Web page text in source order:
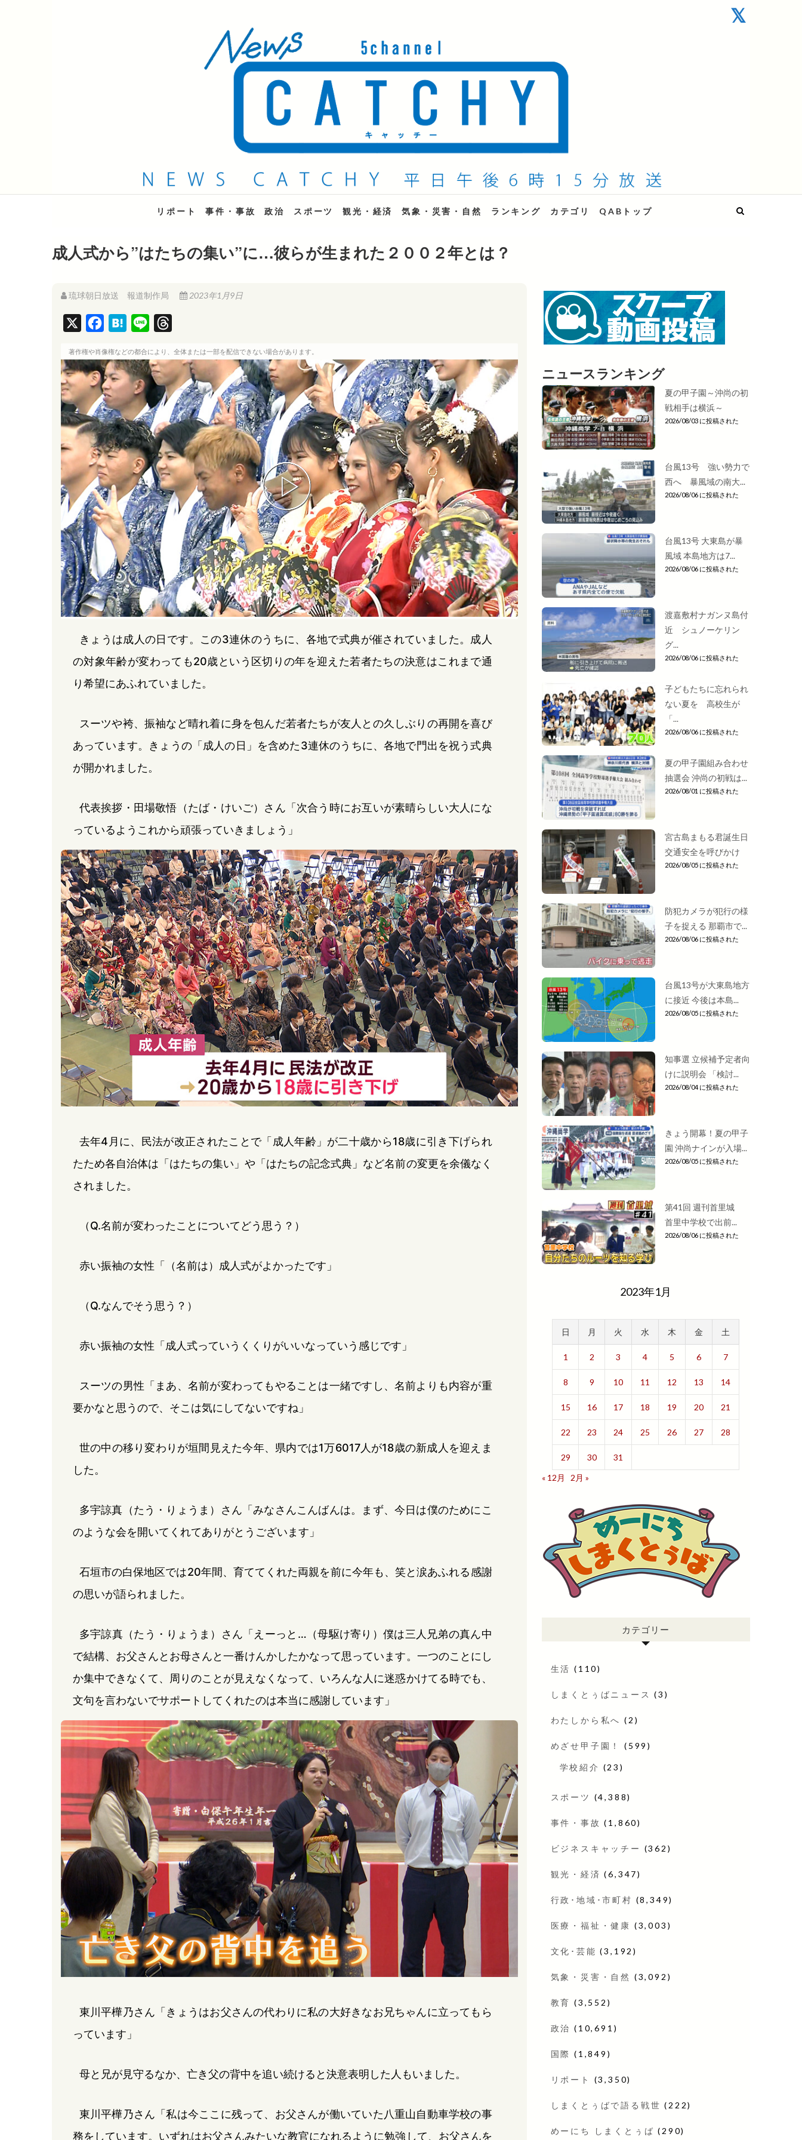
QAB NEWS Headline
キャッチー 月曜〜金曜 午後6時15分放送
リポート 事件・事故 政治 スポーツ 観光・経済 気象・災害・自然 ランキング カテゴリ QABトップ
成人式から”はたちの集い”に…彼らが生まれた２００２年とは？
琉球朝日放送 報道制作局 2023年1月9日
c
e
b
o
o
k
H
t
e
n
a
n
e
r
e
a
d
s
著作権や肖像権などの都合により、全体または一部を配信できない場合があります。
きょうは成人の日です。この3連休のうちに、各地で式典が催されていました。成人
の対象年齢が変わっても20歳という区切りの年を迎えた若者たちの決意はこれまで通
り希望にあふれていました。
スーツや袴、振袖など晴れ着に身を包んだ若者たちが友人との久しぶりの再開を喜び
あっています。きょうの「成人の日」を含めた3連休のうちに、各地で門出を祝う式典
が開かれました。
代表挨拶・田場敬悟（たば・けいご）さん「次合う時にお互いが素晴らしい大人にな
っているようこれから頑張っていきましょう」
去年4月に、民法が改正されたことで「成人年齢」が二十歳から18歳に引き下げられ
たため各自治体は「はたちの集い」や「はたちの記念式典」など名前の変更を余儀なく
されました。
（Q.名前が変わったことについてどう思う？）
赤い振袖の女性「（名前は）成人式がよかったです」
（Q.なんでそう思う？）
赤い振袖の女性「成人式っていうくくりがいいなっていう感じです」
スーツの男性「まあ、名前が変わってもやることは一緒ですし、名前よりも内容が重
要かなと思うので、そこは気にしてないですね」
世の中の移り変わりが垣間見えた今年、県内では1万6017人が18歳の新成人を迎えま
した。
多宇諒真（たう・りょうま）さん「みなさんこんばんは。まず、今日は僕のためにこ
のような会を開いてくれてありがとうございます」
石垣市の白保地区では20年間、育ててくれた両親を前に今年も、笑と涙あふれる感謝
の思いが語られました。
多宇諒真（たう・りょうま）さん「えーっと…（母駆け寄り）僕は三人兄弟の真ん中
で結構、お父さんとお母さんと一番けんかしたかなって思っています。一つのことにし
か集中できなくて、周りのことが見えなくなって、いろんな人に迷惑かけてる時でも、
文句を言わないでサポートしてくれたのは本当に感謝しています」
東川平樺乃さん「きょうはお父さんの代わりに私の大好きなお兄ちゃんに立ってもら
っています」
母と兄が見守るなか、亡き父の背中を追い続けると決意表明した人もいました。
東川平樺乃さん「私は今ここに残って、お父さんが働いていた八重山自動車学校の事
務をしています。いずれはお父さんみたいな教官になれるように勉強して、お父さんを
ニュースランキング
夏の甲子園～沖尚の初
戦相手は横浜～
2026/08/03 に投稿された
台風13号 強い勢力で
西へ 暴風域の南大...
2026/08/06 に投稿された
台風13号 大東島が暴
風域 本島地方は7...
2026/08/06 に投稿された
渡嘉敷村ナガンヌ島付
近 シュノーケリン
グ...
2026/08/06 に投稿された
子どもたちに忘れられ
ない夏を 高校生が
「...
2026/08/06 に投稿された
夏の甲子園組み合わせ
抽選会 沖尚の初戦は...
2026/08/01 に投稿された
宮古島まもる君誕生日
交通安全を呼びかけ
2026/08/05 に投稿された
防犯カメラが犯行の様
子を捉える 那覇市で...
2026/08/06 に投稿された
台風13号が大東島地方
に接近 今後は本島...
2026/08/05 に投稿された
知事選 立候補予定者向
けに説明会 「検討...
2026/08/04 に投稿された
きょう開幕！夏の甲子
園 沖尚ナインが入場...
2026/08/05 に投稿された
第41回 週刊首里城
首里中学校で出前...
2026/08/06 に投稿された
2023年1月
日 月 火 水 木 金 土
1 2 3 4 5 6 7
8 9 10 11 12 13 14
15 16 17 18 19 20 21
22 23 24 25 26 27 28
29 30
31
« 12月
2月 »
カテゴリー
生活 (110)
しまくとぅばニュース (3)
わたしから私へ (2)
めざせ甲子園！ (599)
学校紹介 (23)
スポーツ (4,388)
事件・事故 (1,860)
ビジネスキャッチー (362)
観光・経済 (6,347)
行政･地域･市町村 (8,349)
医療・福祉・健康 (3,003)
文化･芸能 (3,192)
気象・災害・自然 (3,092)
教育 (3,552)
政治 (10,691)
国際 (1,849)
リポート (3,350)
しまくとぅばで語る戦世 (222)
めーにち しまくとぅば (290)